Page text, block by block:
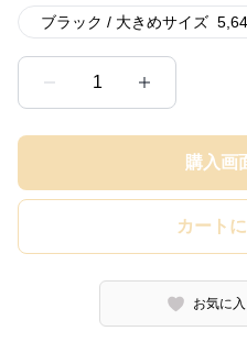
ブラック / 大きめサイズ
1
購入画
カート
お気に